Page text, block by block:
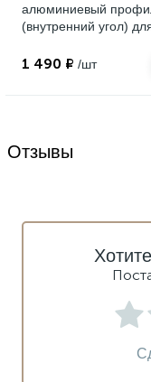
алюминиевый
(внутренний угол)
ALP014
1 490 ₽ /шт
Отзывы